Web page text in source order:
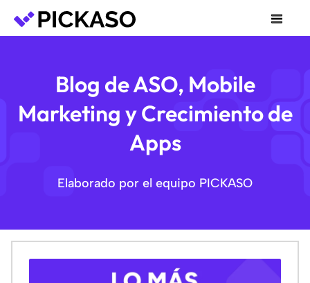
Blog de ASO, Mobile
Marketing y Crecimiento de
Apps
Elaborado por el equipo PICKASO